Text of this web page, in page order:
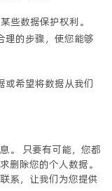
些数据保护权利。
理的步骤，使您能够
或希望将数据从我们
。 只要有可能，您都
删除您的个人数据。
系，让我们为您提供